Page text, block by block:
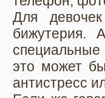
Для
бижутерия.
это может
антистресс